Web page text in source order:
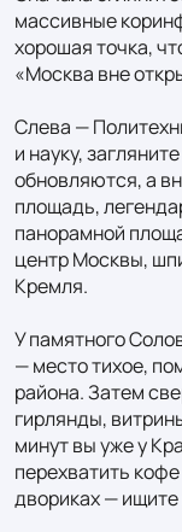
массивные
хорошая точка,
«Москва вне
Слева —
и науку,
обновляются, а
площадь,
панорамной
центр Москвы,
Кремля.
У памятного
— место тихое,
района. Затем
гирлянды,
минут вы уже у
перехватить
двориках —